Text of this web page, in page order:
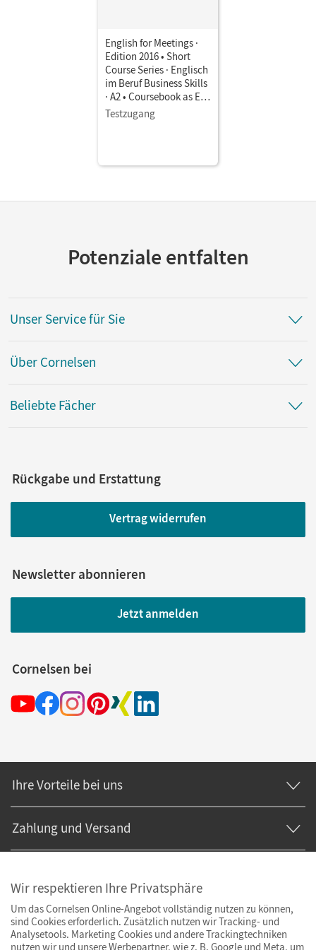
English for Meetings ·
Edition 2016 • Short
Course Series · Englisch
im Beruf Business Skills
· A2 • Coursebook as E-
Book
Testzugang
Potenziale entfalten
Unser Service für Sie
Über Cornelsen
Beliebte Fächer
Rückgabe und Erstattung
Vertrag widerrufen
Newsletter abonnieren
Jetzt anmelden
Cornelsen bei
Ihre Vorteile bei uns
Zahlung und Versand
Wir respektieren Ihre Privatsphäre
Um das Cornelsen Online-Angebot vollständig nutzen zu können,
sind Cookies erforderlich. Zusätzlich nutzen wir Tracking- und
Analysetools. Marketing Cookies und andere Trackingtechniken
nutzen wir und unsere Werbepartner, wie z. B. Google und Meta, um